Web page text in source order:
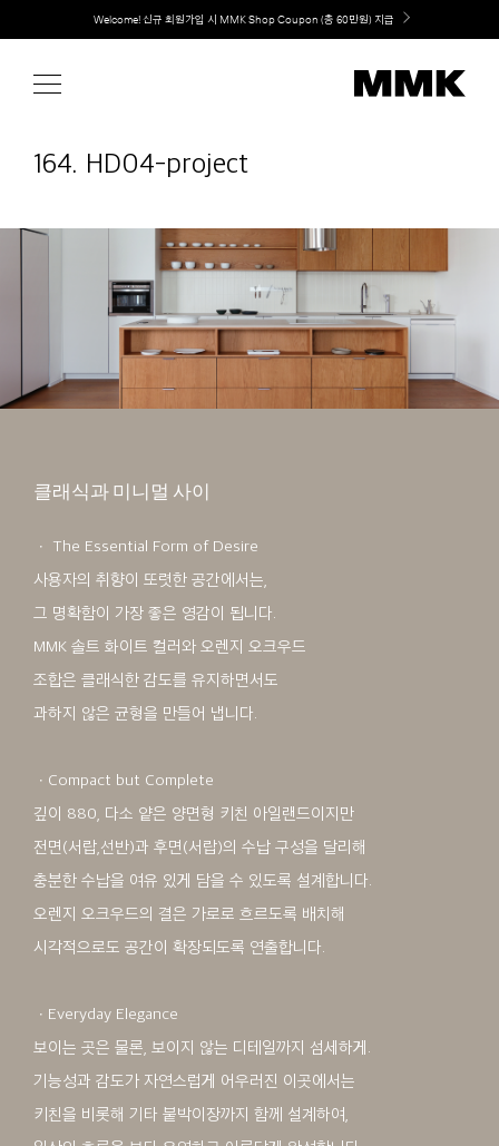
content
Welcome! 신규 회원가입 시 MMK Shop Coupon (총 60만원) 지급
164. HD04-project
클래식과 미니멀 사이
ㆍ The Essential Form of Desire
사용자의 취향이 또렷한 공간에서는,
그 명확함이 가장 좋은 영감이 됩니다.
MMK 솔트 화이트 컬러와 오렌지 오크우드
조합은 클래식한 감도를 유지하면서도
과하지 않은 균형을 만들어 냅니다.
ㆍCompact but Complete
깊이 880, 다소 얕은 양면형 키친 아일랜드이지만
전면(서랍,선반)과 후면(서랍)의 수납 구성을 달리해
충분한 수납을 여유 있게 담을 수 있도록 설계합니다.
오렌지 오크우드의 결은 가로로 흐르도록 배치해
시각적으로도 공간이 확장되도록 연출합니다.
ㆍEveryday Elegance
보이는 곳은 물론, 보이지 않는 디테일까지 섬세하게.
기능성과 감도가 자연스럽게 어우러진 이곳에서는
키친을 비롯해 기타 붙박이장까지 함께 설계하여,